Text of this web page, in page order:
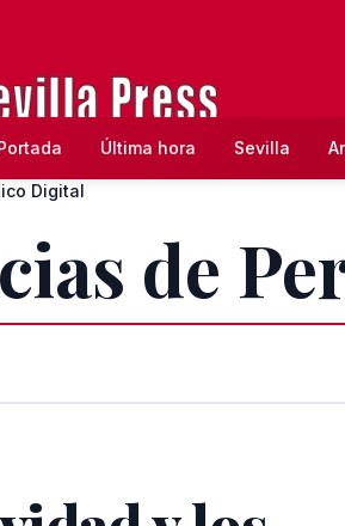
Última hora Sevilla
Digital
de